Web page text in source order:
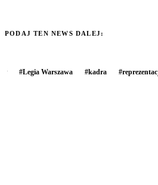
PODAJ TEN NEWS DALEJ:
#Legia Warszawa #kadra #